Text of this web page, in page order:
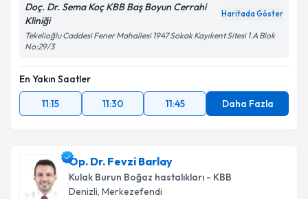
Doç. Dr. Sema Koç KBB Baş Boyun Cerrahi
Kliniği
Haritada Göster
Tekelioğlu Caddesi Fener Mahallesi 1947 Sokak Kayıkent Sitesi 1.A Blok
No:29/3
En Yakın Saatler
11:15
11:30 11:45 Daha Fazla
Op. Dr. Fevzi Barlay
Kulak Burun Boğaz hastalıkları - KBB
Denizli, Merkezefendi